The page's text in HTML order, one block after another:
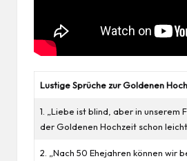
Lustige Sprüche zur Goldenen
1. „Liebe ist blind, aber in unserem
der Goldenen Hochzeit schon
2. „Nach 50 Ehejahren können wir